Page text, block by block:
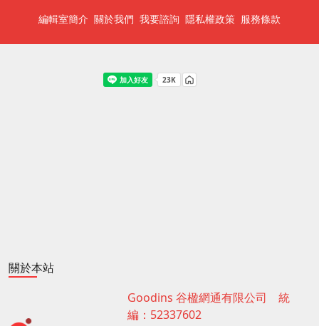
編輯室簡介 關於我們 我要諮詢 隱私權政策 服務條款
關於本站
Goodins 谷楹網通有限公司 統
編：52337602